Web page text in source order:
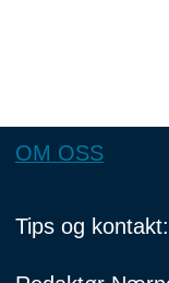
OM OSS
Tips og kontakt: